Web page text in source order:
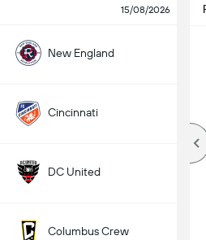
15/08/2026
New England
Cincinnati
DC United
Columbus Crew